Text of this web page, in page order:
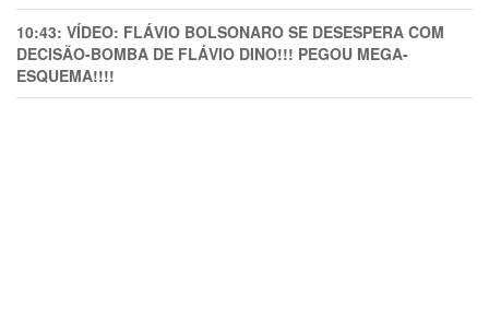
10:43: VÍDEO: FLÁVIO BOLSONARO SE DESESPERA COM
DECISÃO-BOMBA DE FLÁVIO DINO!!! PEGOU MEGA-
ESQUEMA!!!!